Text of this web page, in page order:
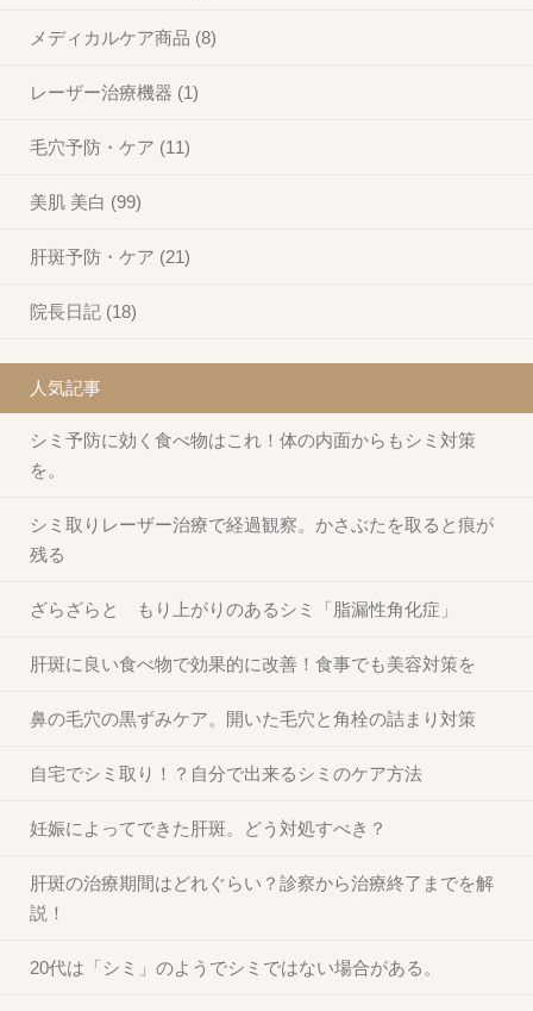
メディカルケア商品 (8)
レーザー治療機器 (1)
毛穴予防・ケア (11)
美肌 美白 (99)
肝斑予防・ケア (21)
院長日記 (18)
人気記事
シミ予防に効く食べ物はこれ！体の内面からもシミ対策
を。
シミ取りレーザー治療で経過観察。かさぶたを取ると痕が
残る
ざらざらと もり上がりのあるシミ「脂漏性角化症」
肝斑に良い食べ物で効果的に改善！食事でも美容対策を
鼻の毛穴の黒ずみケア。開いた毛穴と角栓の詰まり対策
自宅でシミ取り！？自分で出来るシミのケア方法
妊娠によってできた肝斑。どう対処すべき？
肝斑の治療期間はどれぐらい？診察から治療終了までを解
説！
20代は「シミ」のようでシミではない場合がある。